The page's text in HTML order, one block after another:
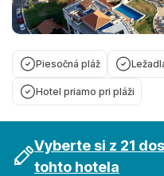
Piesočná pláž
Hotel priamo pri pláži
Vyberte si z 21
tohto hotela